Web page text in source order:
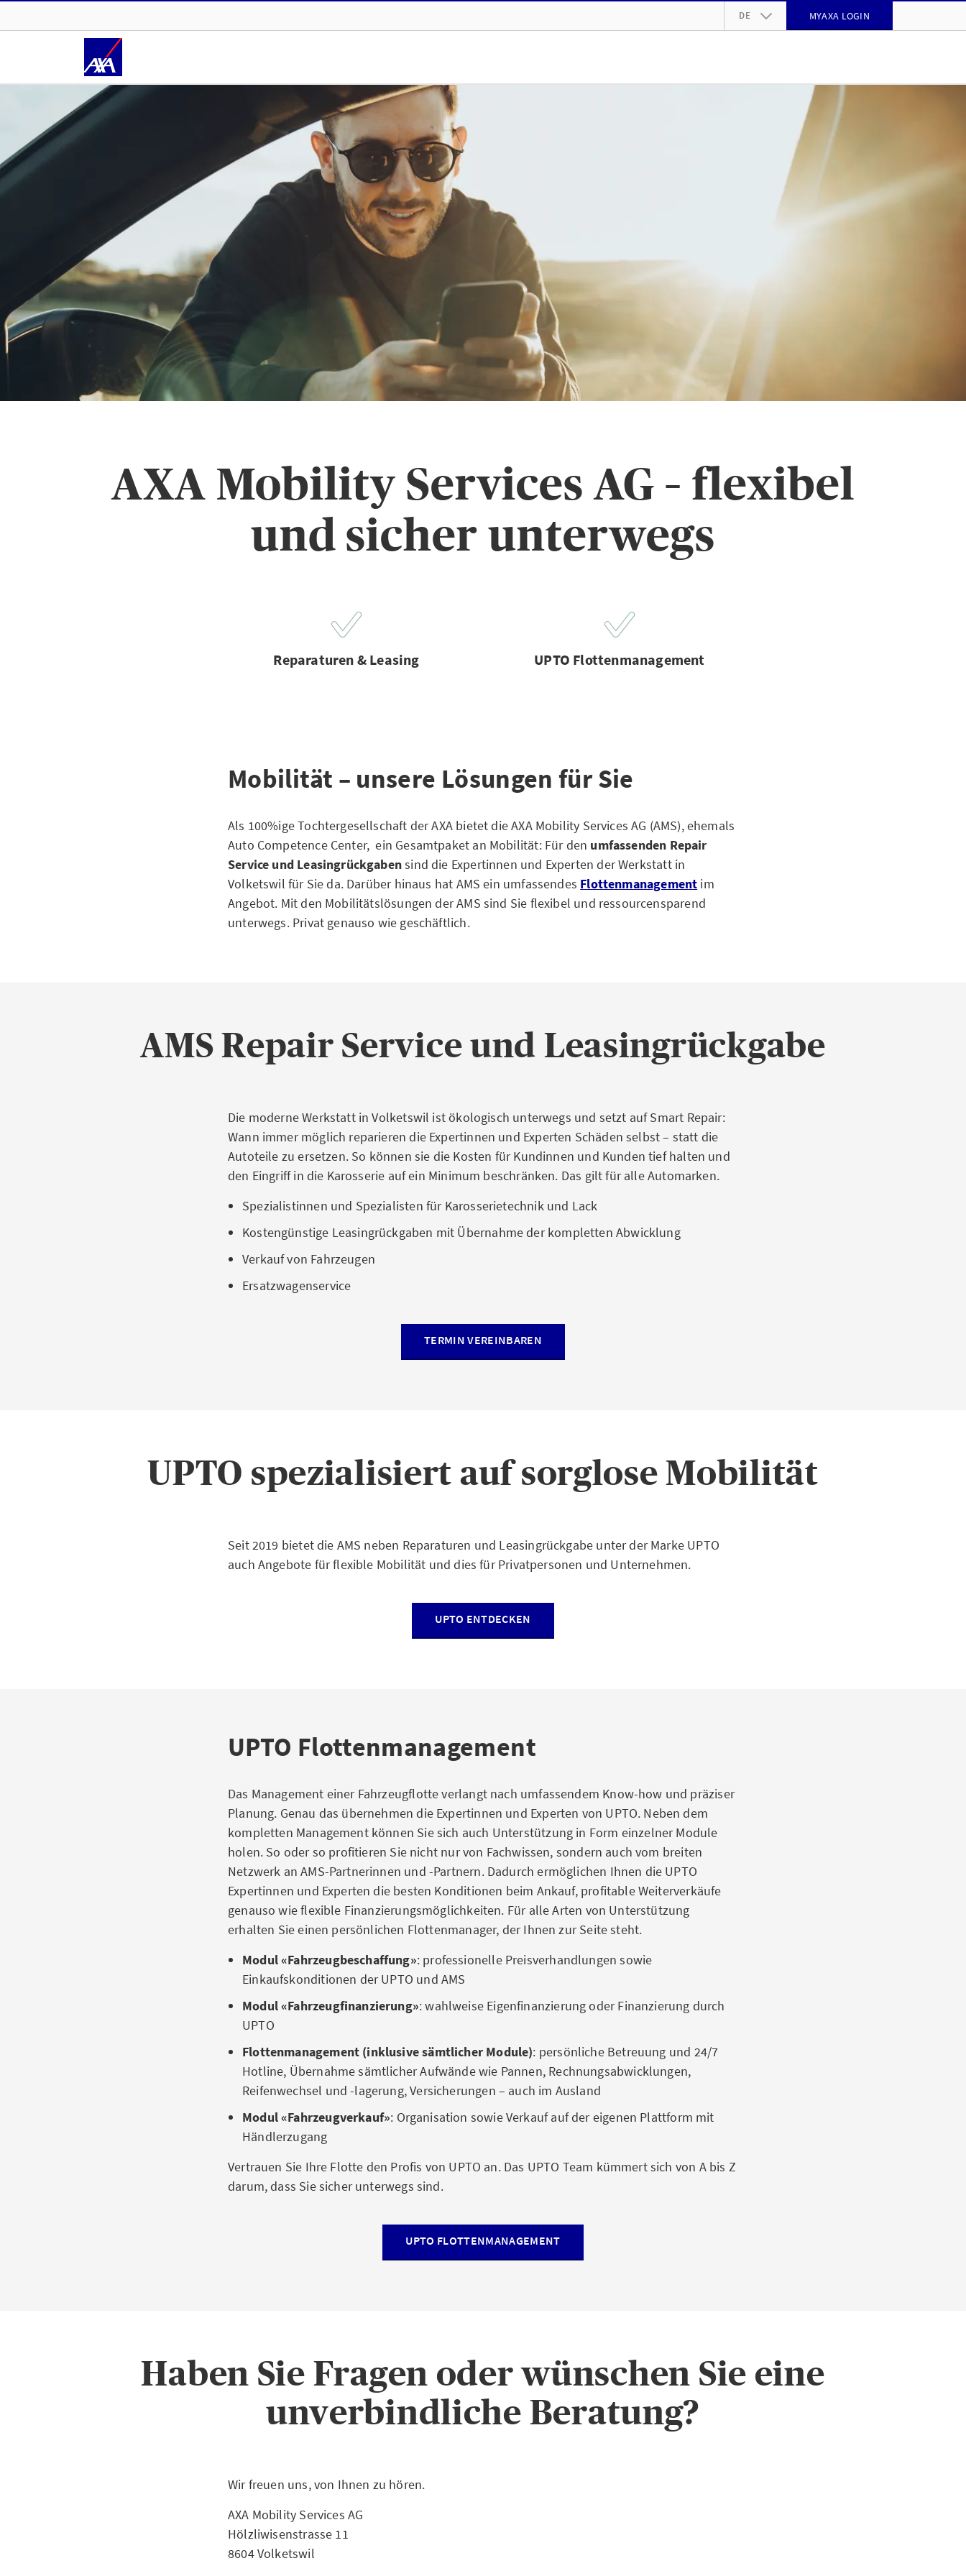
DE MYAXA LOGIN
AXA Mobility Services AG – flexibel
und sicher unterwegs
Reparaturen & Leasing UPTO Flottenmanagement
Mobilität – unsere Lösungen für Sie
Als 100%ige Tochtergesellschaft der AXA bietet die AXA Mobility Services AG (AMS), ehemals
Auto Competence Center, ein Gesamtpaket an Mobilität: Für den umfassenden Repair
Service und Leasingrückgabensind die Expertinnen und Experten der Werkstatt in
Volketswil für Sie da. Darüber hinaus hat AMS ein umfassendes Flottenmanagement im
Angebot. Mit den Mobilitätslösungen der AMS sind Sie flexibel und ressourcensparend
unterwegs. Privat genauso wie geschäftlich.
AMSRepair Service und Leasingrückgabe
Die moderne Werkstatt in Volketswil ist ökologisch unterwegs und setzt auf Smart Repair:
Wann immer möglich reparieren die Expertinnen und Experten Schäden selbst – statt die
Autoteile zu ersetzen. So können sie die Kosten für Kundinnen und Kunden tief halten und
den Eingriff in die Karosserie auf ein Minimum beschränken. Das gilt für alle Automarken.
Spezialistinnen und Spezialisten für Karosserietechnik und Lack
Kostengünstige Leasingrückgaben mit Übernahme der kompletten Abwicklung
Verkauf von Fahrzeugen
Ersatzwagenservice
TERMIN VEREINBAREN
UPTO spezialisiert auf sorglose Mobilität
Seit 2019 bietet die AMS neben Reparaturen und Leasingrückgabe unter der Marke UPTO
auch Angebote für flexible Mobilität und dies für Privatpersonen und Unternehmen.
UPTO ENTDECKEN
UPTO Flottenmanagement
Das Management einer Fahrzeugflotte verlangt nach umfassendem Know-how und präziser
Planung. Genau das übernehmen die Expertinnen und Experten von UPTO. Neben dem
kompletten Management können Sie sich auch Unterstützung in Form einzelner Module
holen. So oder so profitieren Sie nicht nur von Fachwissen, sondern auch vom breiten
Netzwerk an AMS-Partnerinnen und -Partnern. Dadurch ermöglichen Ihnen die UPTO
Expertinnen und Experten die besten Konditionen beim Ankauf, profitable Weiterverkäufe
genauso wie flexible Finanzierungsmöglichkeiten. Für alle Arten von Unterstützung
erhalten Sie einen persönlichen Flottenmanager, der Ihnen zur Seite steht.
Modul «Fahrzeugbeschaffung»: professionelle Preisverhandlungen sowie
Einkaufskonditionen der UPTO und AMS
Modul «Fahrzeugfinanzierung»: wahlweise Eigenfinanzierung oder Finanzierung durch
UPTO
Flottenmanagement (inklusive sämtlicher Module): persönliche Betreuung und 24/7
Hotline, Übernahme sämtlicher Aufwände wie Pannen, Rechnungsabwicklungen,
Reifenwechsel und -lagerung, Versicherungen – auch im Ausland
Modul «Fahrzeugverkauf»: Organisation sowie Verkauf auf der eigenen Plattform mit
Händlerzugang
Vertrauen Sie Ihre Flotte den Profis von UPTO an. Das UPTO Team kümmert sich von A bis Z
darum, dass Sie sicher unterwegs sind.
UPTO FLOTTENMANAGEMENT
Haben Sie Fragen oder wünschen Sie eine
unverbindliche Beratung?
Wir freuen uns, von Ihnen zu hören.
AXA Mobility Services AG
Hölzliwisenstrasse 11
8604 Volketswil